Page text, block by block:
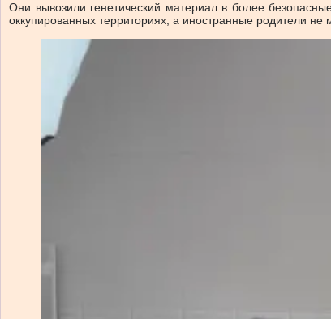
Они вывозили генетический материал в более
оккупированных территориях, а иностранные родители не